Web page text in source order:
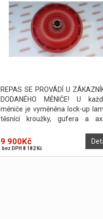
REPAS SE PROVÁDÍ U
DODANÉHO MĚNIČE! U
měniče je vyměněna lock-up
těsnící kroužky, gufera a
vyvážen. PO DOHODĚ JE
PROVÉST OPRAVU NA POČKÁNÍ.
9 900Kč
bez DPH 8 182 Kč